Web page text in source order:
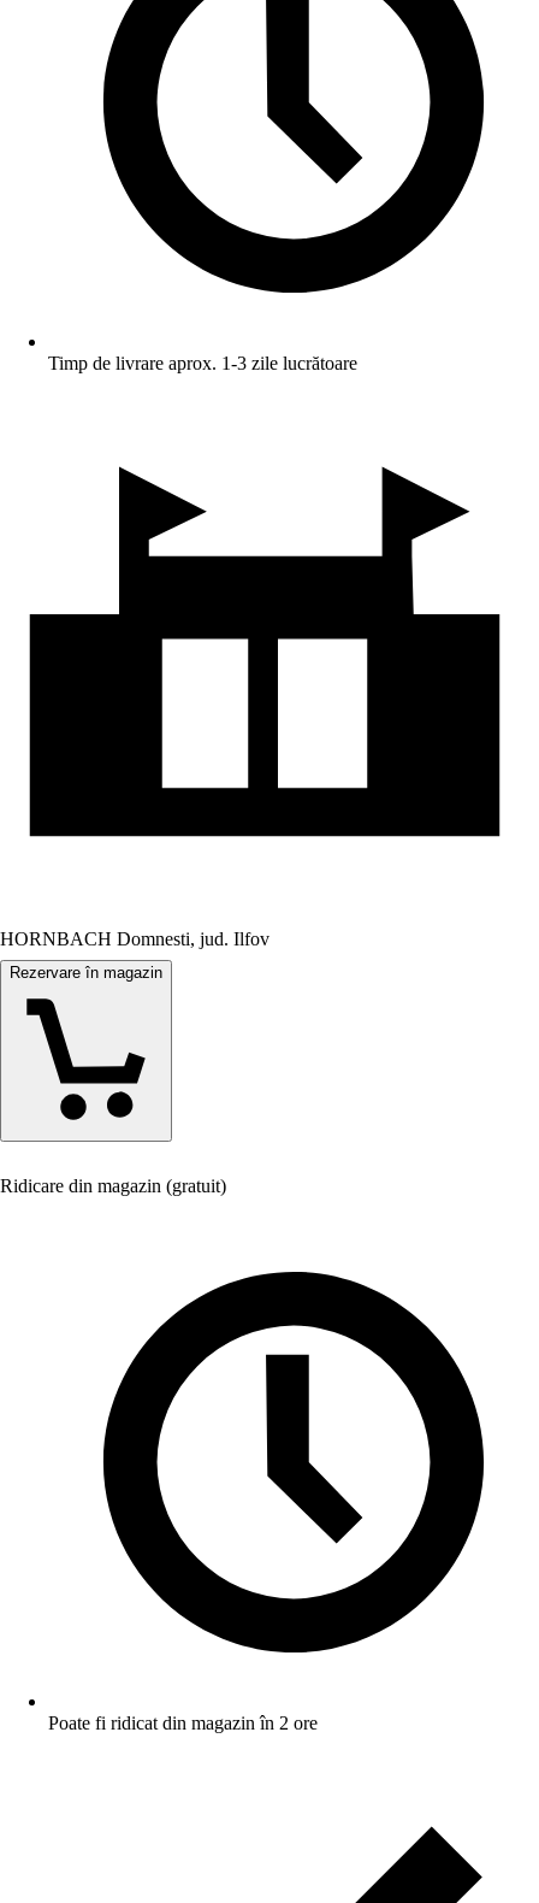
Timp de livrare aprox. 1-3 zile lucrătoare
HORNBACH Domnesti, jud. Ilfov
Rezervare în magazin
Ridicare din magazin (gratuit)
Poate fi ridicat din magazin în 2 ore